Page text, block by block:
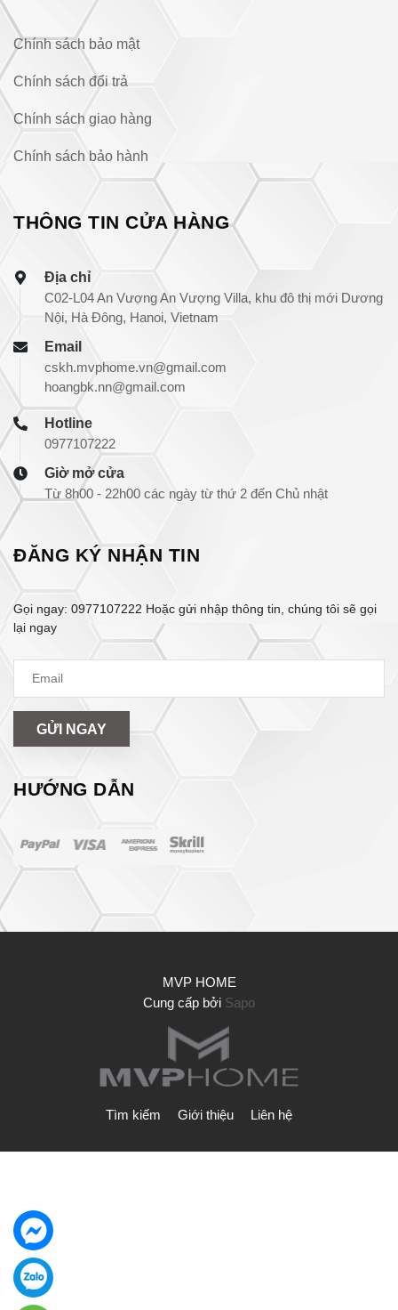
Chính sách bảo mật
Chính sách đổi trả
Chính sách giao hàng
Chính sách bảo hành
THÔNG TIN CỬA HÀNG
Địa chỉ
C02-L04 An Vượng An Vượng Villa, khu đô thị mới Dương
Nội, Hà Đông, Hanoi, Vietnam
Email
cskh.mvphome.vn@gmail.com
hoangbk.nn@gmail.com
Hotline
0977107222
Giờ mở cửa
Từ 8h00 - 22h00 các ngày từ thứ 2 đến Chủ nhật
ĐĂNG KÝ NHẬN TIN
Gọi ngay: 0977107222 Hoặc gửi nhập thông tin, chúng tôi sẽ gọi
lại ngay
GỬI NGAY
HƯỚNG DẪN
MVP HOME
Cung cấp bởi Sapo
Tìm kiếm Giới thiệu Liên hệ